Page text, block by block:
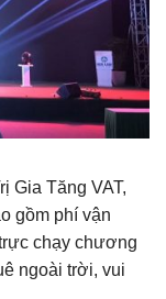
Gia Tăng VAT,
gồm phí vận
chạy chương
ngoài trời, vui